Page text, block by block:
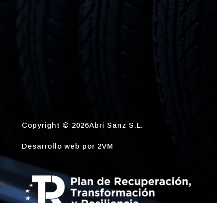
Copyright © 2026Abri Sanz S.L.
Desarrollo web por 2VM